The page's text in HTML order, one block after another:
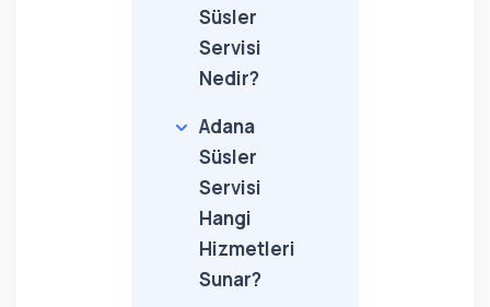
Süsler
Servisi
Nedir?
Adana
Süsler
Servisi
Hangi
Hizmetleri
Sunar?